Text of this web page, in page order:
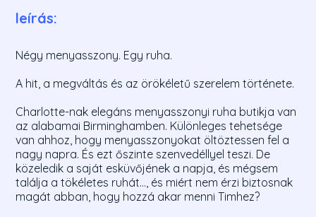
leírás:
Négy menyasszony. Egy ruha.
A hit, a megváltás és az örökéletű szerelem története.
Charlotte-nak elegáns menyasszonyi ruha butikja van
az alabamai Birminghamben. Különleges tehetsége
van ahhoz, hogy menyasszonyokat öltöztessen fel a
nagy napra. És ezt őszinte szenvedéllyel teszi. De
közeledik a saját esküvőjének a napja, és mégsem
találja a tökéletes ruhát..., és miért nem érzi biztosnak
magát abban, hogy hozzá akar menni Timhez?